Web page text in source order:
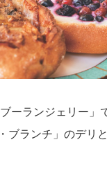
ーランジェリー」
ブランチ」のデリ